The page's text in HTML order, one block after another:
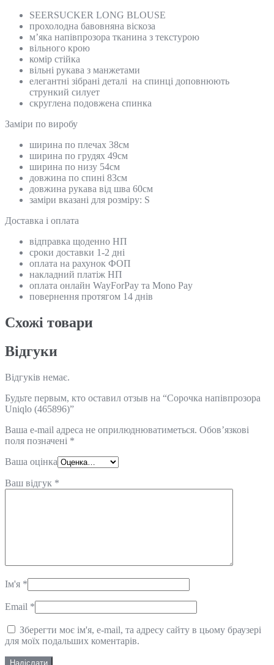
SEERSUCKER LONG BLOUSE
прохолодна бавовняна віскоза
м’яка напівпрозора тканина з текстурою
вільного крою
комір стійка
вільні рукава з манжетами
елегантні зібрані деталі на спинці доповнюють
стрункий силует
скруглена подовжена спинка
Замiри по виробу
ширина по плечах 38см
ширина по грудях 49см
ширина по низу 54см
довжина по спині 83см
довжина рукава від шва 60см
заміри вказані для розміру: S
Доставка і оплата
відправка щоденно НП
сроки доставки 1-2 дні
оплата на рахунок ФОП
накладний платіж НП
оплата онлайн WayForPay та Mono Pay
повернення протягом 14 днів
Схожi товари
Відгуки
Відгуків немає.
Будьте первым, кто оставил отзыв на “Сорочка напівпрозора
Uniqlo (465896)”
Ваша e-mail адреса не оприлюднюватиметься. Обов’язкові
поля позначені *
Ваша оцінка
Ваш відгук *
Ім'я *
Email *
Зберегти моє ім'я, e-mail, та адресу сайту в цьому браузері
для моїх подальших коментарів.